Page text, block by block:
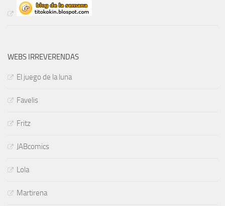
WEBS IRREVERENDAS
El juego de la luna
Favelis
Fritz
JABcomics
Lola
Martirena